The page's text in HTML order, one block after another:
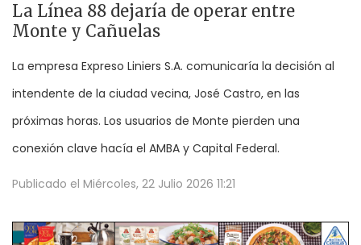
La Línea 88 dejaría de operar entre
Monte y Cañuelas
La empresa Expreso Liniers S.A. comunicaría la decisión al
intendente de la ciudad vecina, José Castro, en las
próximas horas. Los usuarios de Monte pierden una
conexión clave hacía el AMBA y Capital Federal.
Publicado el Miércoles, 22 Julio 2026 11:21